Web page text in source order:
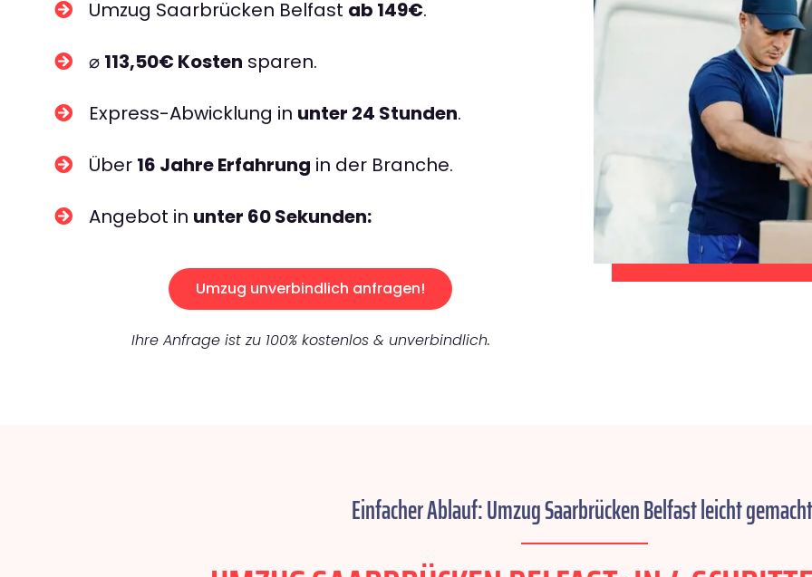
Umzug Saarbrücken Belfast ab 149€.
⌀ 113,50€ Kosten sparen.
Express-Abwicklung in unter 24 Stunden.
Über 16 Jahre Erfahrung in der Branche.
Angebot in unter 60 Sekunden:
Umzug unverbindlich anfragen!
Ihre Anfrage ist zu 100% kostenlos & unverbindlich.
Einfacher Ablauf: Umzug Saarbrücken Belfast leicht